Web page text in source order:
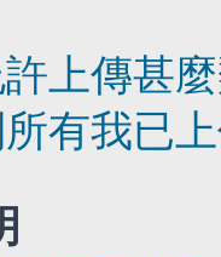
上傳甚
有我已